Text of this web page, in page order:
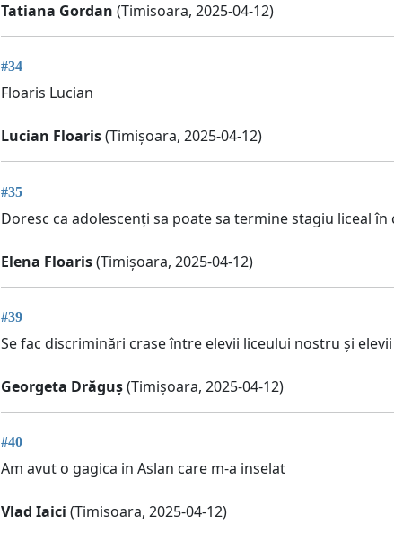
Tatiana Gordan (Timisoara, 2025-04-12)
#34
Floaris Lucian
Lucian Floaris(Timișoara, 2025-04-12)
#35
Doresc ca adolescenți sa poate sa termine stagiu liceal
Elena Floaris(Timișoara, 2025-04-12)
#39
Se fac discriminări crase între elevii liceului nostru și
Georgeta Drăguș(Timișoara, 2025-04-12)
#40
Am avut o gagica in Aslan care m-a inselat
Vlad Iaici (Timisoara, 2025-04-12)